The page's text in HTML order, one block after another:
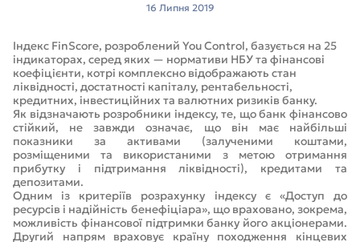
16 Липня 2019
Індекс FinScore, розроблений You Control, базується на 25
індикаторах, серед яких — нормативи НБУ та фінансові
коефіцієнти, котрі комплексно відображають стан
ліквідності, достатності капіталу, рентабельності,
кредитних, інвестиційних та валютних ризиків банку.
Як відзначають розробники індексу, те, що банк фінансово
стійкий, не завжди означає, що він має найбільші
показники за активами (залученими коштами,
розміщеними та використаними з метою отримання
прибутку і підтримання ліквідності), кредитами та
депозитами.
Одним із критеріїв розрахунку індексу є «Доступ до
ресурсів і надійність бенефіціара», що враховано, зокрема,
можливість фінансової підтримки банку його акціонерами.
Другий напрям враховує країну походження кінцевих